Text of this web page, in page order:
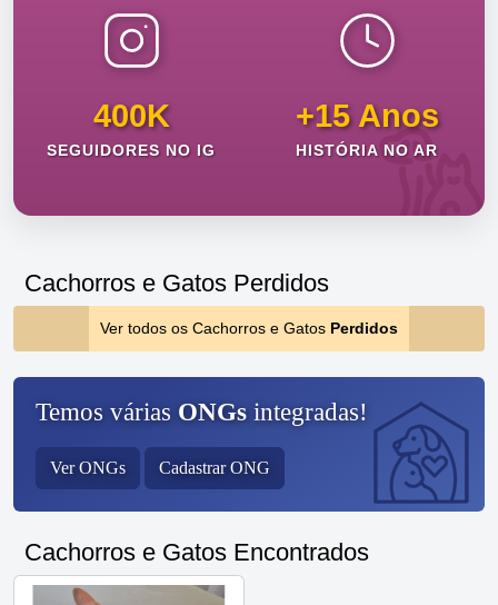
400K
SEGUIDORES NO IG
+15 Anos
HISTÓRIA NO AR
Cachorros e Gatos Perdidos
Ver todos os Cachorros e Gatos Perdidos
Temos várias ONGs integradas!
Ver ONGs Cadastrar ONG
Cachorros e Gatos Encontrados